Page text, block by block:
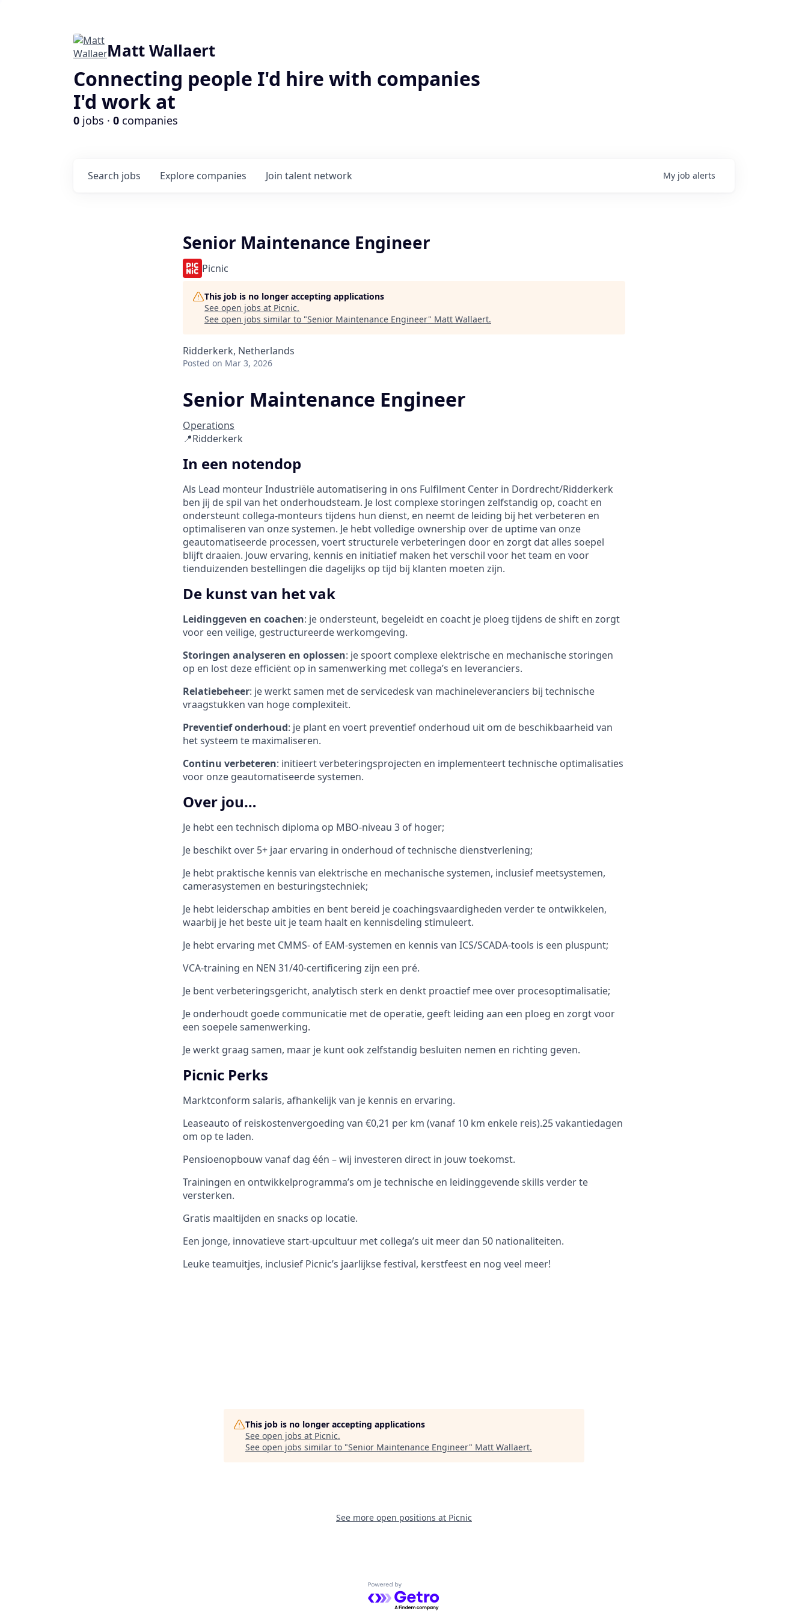
Matt Wallaert
Connecting people I'd hire with companies
I'd work at
0 jobs · 0 companies
Search jobs Explore companies Join talent network My job alerts
Senior Maintenance Engineer
Picnic
This job is no longer accepting applications
See open jobs at Picnic.
See open jobs similar to "Senior Maintenance Engineer" Matt Wallaert.
Ridderkerk, Netherlands
Posted on Mar 3, 2026
Senior Maintenance Engineer
Operations
📍Ridderkerk
In een notendop
Als Lead monteur Industriële automatisering in ons Fulfilment Center in Dordrecht/Ridderkerk
ben jij de spil van het onderhoudsteam. Je lost complexe storingen zelfstandig op, coacht en
ondersteunt collega-monteurs tijdens hun dienst, en neemt de leiding bij het verbeteren en
optimaliseren van onze systemen. Je hebt volledige ownership over de uptime van onze
geautomatiseerde processen, voert structurele verbeteringen door en zorgt dat alles soepel
blijft draaien. Jouw ervaring, kennis en initiatief maken het verschil voor het team en voor
tienduizenden bestellingen die dagelijks op tijd bij klanten moeten zijn.
De kunst van het vak
Leidinggeven en coachen: je ondersteunt, begeleidt en coacht je ploeg tijdens de shift en zorgt
voor een veilige, gestructureerde werkomgeving.
Storingen analyseren en oplossen: je spoort complexe elektrische en mechanische storingen
op en lost deze efficiënt op in samenwerking met collega’s en leveranciers.
Relatiebeheer: je werkt samen met de servicedesk van machineleveranciers bij technische
vraagstukken van hoge complexiteit.
Preventief onderhoud: je plant en voert preventief onderhoud uit om de beschikbaarheid van
het systeem te maximaliseren.
Continu verbeteren: initieert verbeteringsprojecten en implementeert technische optimalisaties
voor onze geautomatiseerde systemen.
Over jou…
Je hebt een technisch diploma op MBO-niveau 3 of hoger;
Je beschikt over 5+ jaar ervaring in onderhoud of technische dienstverlening;
Je hebt praktische kennis van elektrische en mechanische systemen, inclusief meetsystemen,
camerasystemen en besturingstechniek;
Je hebt leiderschap ambities en bent bereid je coachingsvaardigheden verder te ontwikkelen,
waarbij je het beste uit je team haalt en kennisdeling stimuleert.
Je hebt ervaring met CMMS- of EAM-systemen en kennis van ICS/SCADA-tools is een pluspunt;
VCA-training en NEN 31/40-certificering zijn een pré.
Je bent verbeteringsgericht, analytisch sterk en denkt proactief mee over procesoptimalisatie;
Je onderhoudt goede communicatie met de operatie, geeft leiding aan een ploeg en zorgt voor
een soepele samenwerking.
Je werkt graag samen, maar je kunt ook zelfstandig besluiten nemen en richting geven.
Picnic Perks
Marktconform salaris, afhankelijk van je kennis en ervaring.
Leaseauto of reiskostenvergoeding van €0,21 per km (vanaf 10 km enkele reis).25 vakantiedagen
om op te laden.
Pensioenopbouw vanaf dag één – wij investeren direct in jouw toekomst.
Trainingen en ontwikkelprogramma’s om je technische en leidinggevende skills verder te
versterken.
Gratis maaltijden en snacks op locatie.
Een jonge, innovatieve start-upcultuur met collega’s uit meer dan 50 nationaliteiten.
Leuke teamuitjes, inclusief Picnic’s jaarlijkse festival, kerstfeest en nog veel meer!
This job is no longer accepting applications
See open jobs at Picnic.
See open jobs similar to "Senior Maintenance Engineer" Matt Wallaert.
See more open positions at Picnic
Powered by Getro.com